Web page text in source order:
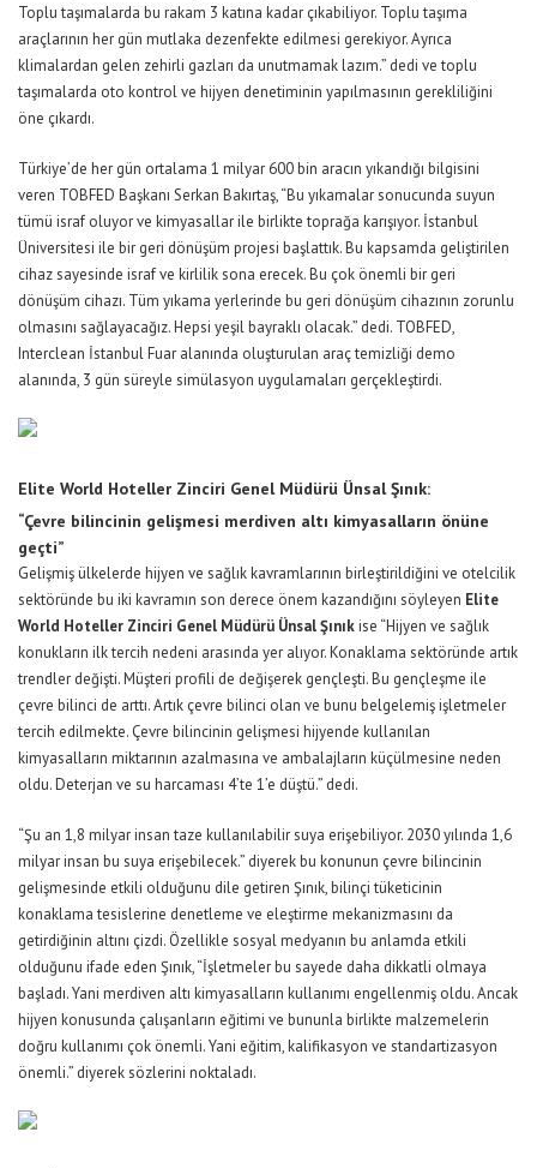
Toplu taşımalarda bu rakam 3 katına kadar çıkabiliyor. Toplu taşıma
araçlarının her gün mutlaka dezenfekte edilmesi gerekiyor. Ayrıca
klimalardan gelen zehirli gazları da unutmamak lazım.” dedi ve toplu
taşımalarda oto kontrol ve hijyen denetiminin yapılmasının gerekliliğini
öne çıkardı.
Türkiye’de her gün ortalama 1 milyar 600 bin aracın yıkandığı bilgisini
veren TOBFED Başkanı Serkan Bakırtaş, “Bu yıkamalar sonucunda suyun
tümü israf oluyor ve kimyasallar ile birlikte toprağa karışıyor. İstanbul
Üniversitesi ile bir geri dönüşüm projesi başlattık. Bu kapsamda geliştirilen
cihaz sayesinde israf ve kirlilik sona erecek. Bu çok önemli bir geri
dönüşüm cihazı. Tüm yıkama yerlerinde bu geri dönüşüm cihazının zorunlu
olmasını sağlayacağız. Hepsi yeşil bayraklı olacak.” dedi. TOBFED,
Interclean İstanbul Fuar alanında oluşturulan araç temizliği demo
alanında, 3 gün süreyle simülasyon uygulamaları gerçekleştirdi.
Elite World Hoteller Zinciri Genel Müdürü Ünsal Şınık:
“Çevre bilincinin gelişmesi merdiven altı kimyasalların önüne
geçti”
Gelişmiş ülkelerde hijyen ve sağlık kavramlarının birleştirildiğini ve otelcilik
sektöründe bu iki kavramın son derece önem kazandığını söyleyen Elite
World Hoteller Zinciri Genel Müdürü Ünsal Şınıkise “Hijyen ve sağlık
konukların ilk tercih nedeni arasında yer alıyor. Konaklama sektöründe artık
trendler değişti. Müşteri profili de değişerek gençleşti. Bu gençleşme ile
çevre bilinci de arttı. Artık çevre bilinci olan ve bunu belgelemiş işletmeler
tercih edilmekte. Çevre bilincinin gelişmesi hijyende kullanılan
kimyasalların miktarının azalmasına ve ambalajların küçülmesine neden
oldu. Deterjan ve su harcaması 4’te 1’e düştü.” dedi.
“Şu an 1,8 milyar insan taze kullanılabilir suya erişebiliyor. 2030 yılında 1,6
milyar insan bu suya erişebilecek.” diyerek bu konunun çevre bilincinin
gelişmesinde etkili olduğunu dile getiren Şınık, bilinçi tüketicinin
konaklama tesislerine denetleme ve eleştirme mekanizmasını da
getirdiğinin altını çizdi. Özellikle sosyal medyanın bu anlamda etkili
olduğunu ifade eden Şınık, “İşletmeler bu sayede daha dikkatli olmaya
başladı. Yani merdiven altı kimyasalların kullanımı engellenmiş oldu. Ancak
hijyen konusunda çalışanların eğitimi ve bununla birlikte malzemelerin
doğru kullanımı çok önemli. Yani eğitim, kalifikasyon ve standartizasyon
önemli.” diyerek sözlerini noktaladı.